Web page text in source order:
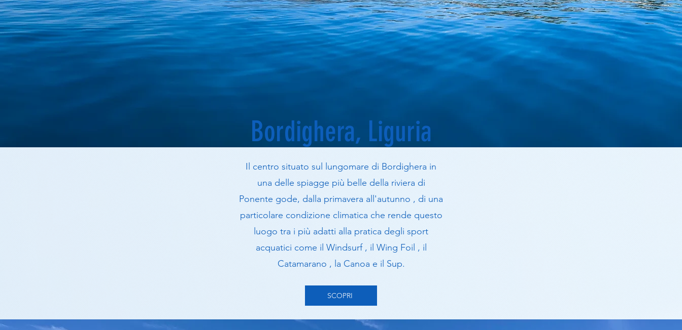
Bordighera, Liguria
Il centro situato sul lungomare di Bordighera in
una delle spiagge più belle della riviera di
Ponente gode, dalla primavera all'autunno , di una
particolare condizione climatica che rende questo
luogo tra i più adatti alla pratica degli sport
acquatici come il Windsurf , il Wing Foil , il
Catamarano , la Canoa e il Sup.
SCOPRI